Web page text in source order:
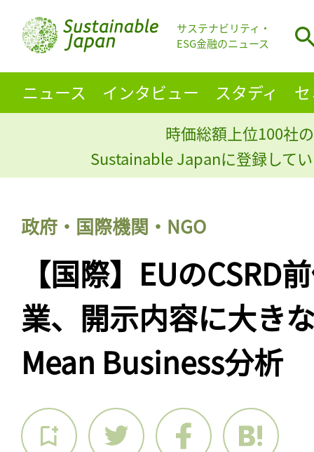
サステナビリティ・
ESG金融のニュース
ニュース インタビュー スタディ
時価総額上位100社
Sustainable Japanに登録して
政府・国際機関・NGO
【国際】EUのCSRD
業、開示内容に大き
Mean Business分析